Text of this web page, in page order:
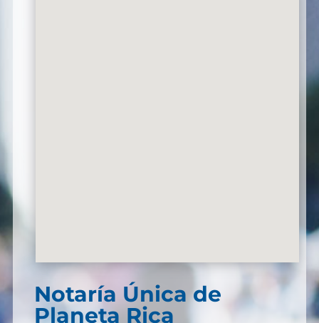
Notaría Única de
Planeta Rica